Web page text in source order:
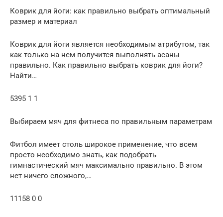
Коврик для йоги: как правильно выбрать оптимальный
размер и материал
Коврик для йоги является необходимым атрибутом, так
как только на нем получится выполнять асаны
правильно. Как правильно выбрать коврик для йоги?
Найти…
5395 1 1
Выбираем мяч для фитнеса по правильным параметрам
Фитбол имеет столь широкое применение, что всем
просто необходимо знать, как подобрать
гимнастический мяч максимально правильно. В этом
нет ничего сложного,…
11158 0 0